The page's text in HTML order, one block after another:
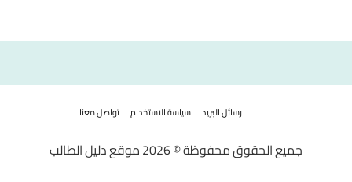
رسائل البريد سياسة الاستخدام تواصل معنا
جميع الحقوق محفوظة © 2026 موقع دليل الطالب